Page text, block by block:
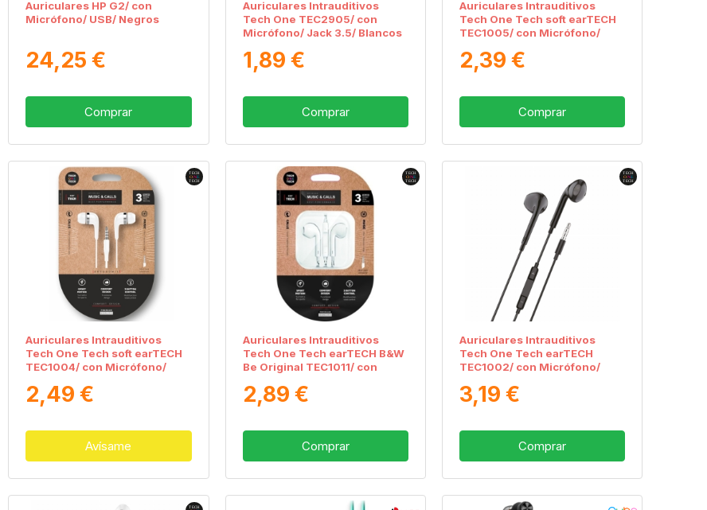
Auriculares HP G2/ con
Micrófono/ USB/ Negros
24,25 €
Comprar
Auriculares Intrauditivos
Tech One TEC2905/ con
Micrófono/ Jack 3.5/ Blancos
1,89 €
Comprar
Auriculares Intrauditivos
Tech One Tech soft earTECH
TEC1005/ con Micrófono/
2,39 €
Comprar
Auriculares Intrauditivos
Tech One Tech soft earTECH
TEC1004/ con Micrófono/
2,49 €
Avísame
Auriculares Intrauditivos
Tech One Tech earTECH B&W
Be Original TEC1011/ con
Blanco y Negro
2,89 €
Comprar
Auriculares Intrauditivos
Tech One Tech earTECH
TEC1002/ con Micrófono/
3,19 €
Comprar